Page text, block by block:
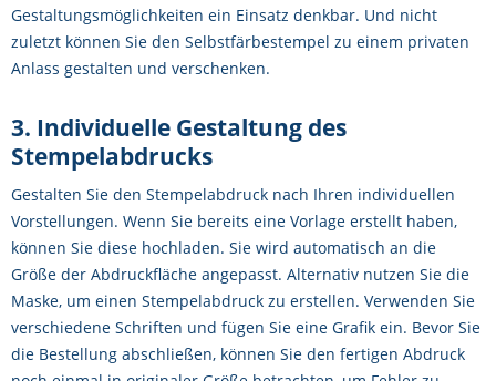
Gestaltungsmöglichkeiten ein Einsatz denkbar. Und nicht
zuletzt können Sie den Selbstfärbestempel zu einem privaten
Anlass gestalten und verschenken.
3. Individuelle Gestaltung des
Stempelabdrucks
Gestalten Sie den Stempelabdruck nach Ihren individuellen
Vorstellungen. Wenn Sie bereits eine Vorlage erstellt haben,
können Sie diese hochladen. Sie wird automatisch an die
Größe der Abdruckfläche angepasst. Alternativ nutzen Sie die
Maske, um einen Stempelabdruck zu erstellen. Verwenden Sie
verschiedene Schriften und fügen Sie eine Grafik ein. Bevor Sie
die Bestellung abschließen, können Sie den fertigen Abdruck